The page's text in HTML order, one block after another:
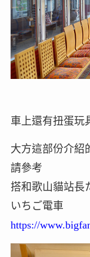
車上還有扭蛋玩
大方這部份介紹
請參考
搭和歌山貓站長
いちご電車
https://